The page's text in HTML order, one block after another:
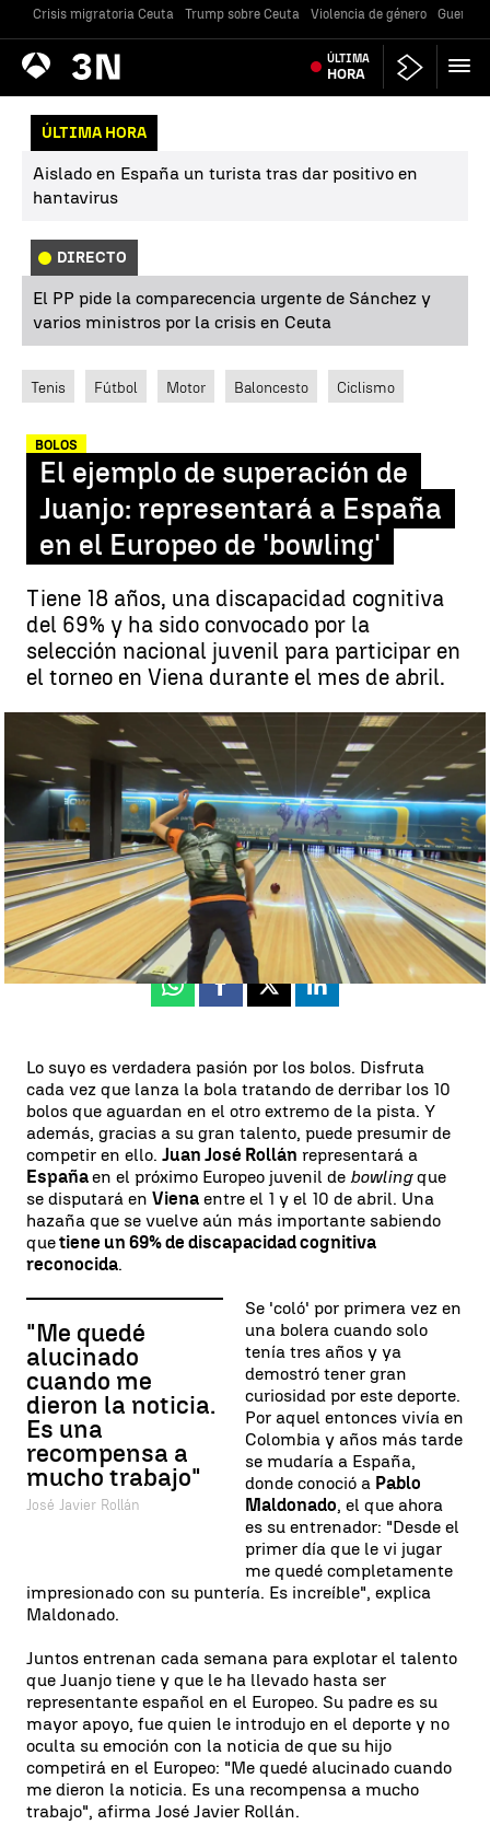
Crisis migratoria Ceuta Trump sobre Ceuta Violencia de género Guerra
Antena
3 Noticias ÚLTIMA
HORA
ÚLTIMA HORA
Aislado en España un turista tras dar positivo en
hantavirus
DIRECTO
El PP pide la comparecencia urgente de Sánchez y
varios ministros por la crisis en Ceuta
Tenis Fútbol Motor Baloncesto Ciclismo
BOLOS
El ejemplo de superación de
Juanjo: representará a España
en el Europeo de 'bowling'
Tiene 18 años, una discapacidad cognitiva
del 69% y ha sido convocado por la
selección nacional juvenil para participar en
el torneo en Viena durante el mes de abril.
La hazaña de Juanjo: representará a España en el europeo de
'bowling' |
La hazaña de Juanjo: Representará a España en el
europeo de 'bowling'
Iñigo Purroy | Mikel Calderón
Publicado:
29 de marzo de 2023, 17:36
Whatsapp
Facebook
X Linkedin
Lo suyo es verdadera pasión por los bolos. Disfruta
cada vez que lanza la bola tratando de derribar los 10
bolos que aguardan en el otro extremo de la pista. Y
además, gracias a su gran talento, puede presumir de
competir en ello. Juan José Rollán representará a
Españaen el próximo Europeo juvenil de bowlingque
se disputará en Viena entre el 1 y el 10 de abril. Una
hazaña que se vuelve aún más importante sabiendo
quetiene un 69% de discapacidad cognitiva
reconocida.
"Me quedé
alucinado
cuando me
dieron la noticia.
Es una
recompensa a
mucho trabajo"
José Javier Rollán
Se 'coló' por primera vez en
una bolera cuando solo
tenía tres años y ya
demostró tener gran
curiosidad por este deporte.
Por aquel entonces vivía en
Colombia y años más tarde
se mudaría a España,
donde conoció a Pablo
Maldonado, el que ahora
es su entrenador: "Desde el
primer día que le vi jugar
me quedé completamente
impresionado con su puntería. Es increíble", explica
Maldonado.
Juntos entrenan cada semana para explotar el talento
que Juanjo tiene y que le ha llevado hasta ser
representante español en el Europeo. Su padre es su
mayor apoyo, fue quien le introdujo en el deporte y no
oculta su emoción con la noticia de que su hijo
competirá en el Europeo: "Me quedé alucinado cuando
me dieron la noticia. Es una recompensa a mucho
trabajo", afirma José Javier Rollán.